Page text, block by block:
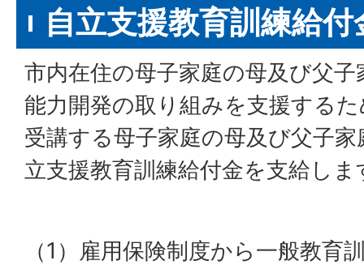
自立支援教育訓練給付
市内在住の母子家庭の母及び父
能力開発の取り組みを支援する
受講する母子家庭の母及び父子
立支援教育訓練給付金を支給しま
（1）雇用保険制度から一般教育